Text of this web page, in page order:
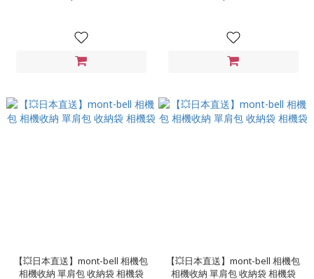
【💥日本直送】mont-bell 相機包
相機收納 單肩包 收納袋 相機袋
【💥日本直送】mont-bell 相機包
相機收納 單肩包 收納袋 相機袋